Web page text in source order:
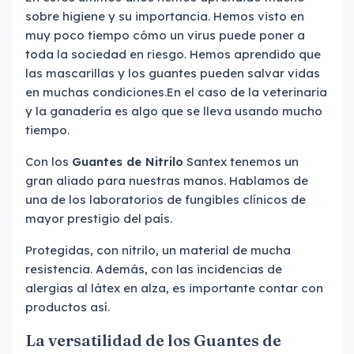
sobre higiene y su importancia. Hemos visto en
muy poco tiempo cómo un virus puede poner a
toda la sociedad en riesgo. Hemos aprendido que
las mascarillas y los guantes pueden salvar vidas
en muchas condiciones.En el caso de la veterinaria
y la ganadería es algo que se lleva usando mucho
tiempo.
Con los Guantes de Nitrilo Santex tenemos un
gran aliado para nuestras manos. Hablamos de
una de los laboratorios de fungibles clínicos de
mayor prestigio del país.
Protegidas, con nitrilo, un material de mucha
resistencia. Además, con las incidencias de
alergias al látex en alza, es importante contar con
productos así.
La versatilidad de los Guantes de